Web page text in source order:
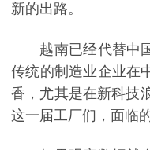
新的出路。
越南已经代替中
传统的制造业企业在
香，尤其是在新科技
这一届工厂们，面临